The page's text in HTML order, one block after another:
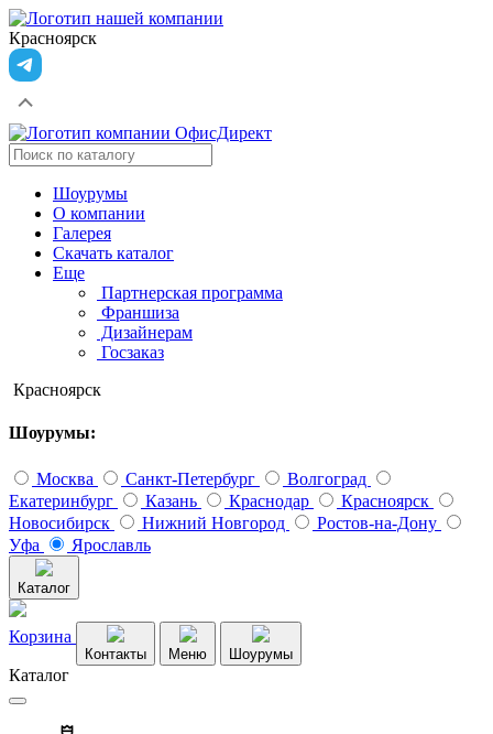
Красноярск
Шоурумы
О компании
Галерея
Скачать каталог
Еще
Партнерская программа
Франшиза
Дизайнерам
Госзаказ
Красноярск
Шоурумы:
Москва Санкт-Петербург
Волгоград
Екатеринбург
Казань Краснодар
Красноярск
Новосибирск
Нижний Новгород
Ростов-на-Дону
Уфа
Ярославль
Каталог
Корзина
Контакты Меню Шоурумы
Каталог